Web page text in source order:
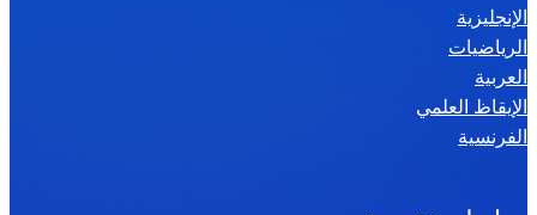
الإنجليزية
الرياضيات
العربية
الإيقاظ العلمي
الفرنسية